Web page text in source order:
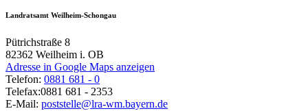
Landratsamt Weilheim-Schongau
Pütrichstraße 8
82362 Weilheim i. OB
Adresse in Google Maps anzeigen
Telefon: 0881 681 - 0
Telefax:0881 681 - 2353
E-Mail: poststelle@lra-wm.bayern.de